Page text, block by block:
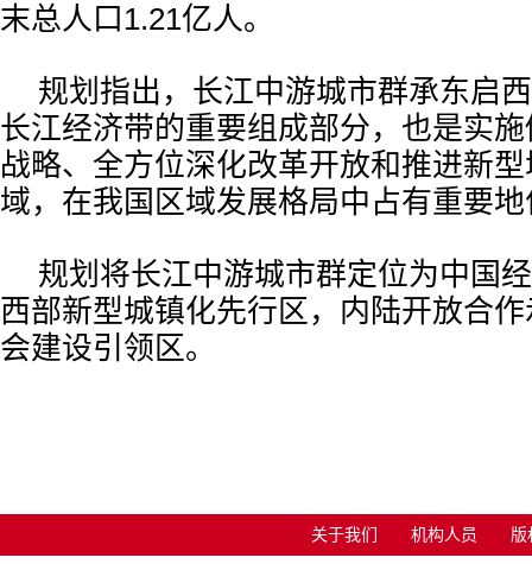
末总人口1.21亿人。
规划指出，长江中游城市群承东启
长江经济带的重要组成部分，也是实
战略、全方位深化改革开放和推进新
域，在我国区域发展格局中占有重要
规划将长江中游城市群定位为中国
西部新型城镇化先行区，内陆开放合作
会建设引领区。
关于我们 机构人员 版